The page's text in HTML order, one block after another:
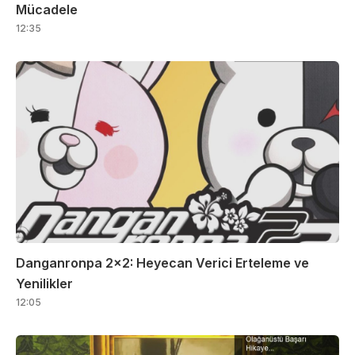
Mücadele
12:35
Danganronpa 2×2: Heyecan Verici Erteleme ve
Yenilikler
12:05